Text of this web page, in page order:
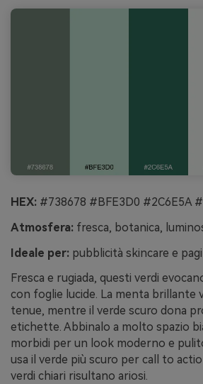
HEX: #738678 #BFE3D0 #2C6E5A
Atmosfera: fresca, botanica,
Ideale per: pubblicità skincare e
Fresca e rugiada, questi verdi
con foglie lucide. La menta brillante
tenue, mentre il verde scuro dona
etichette. Abbinalo a molto spazio
morbidi per un look moderno e
usa il verde più scuro per call to
verdi chiari risultano ariosi.